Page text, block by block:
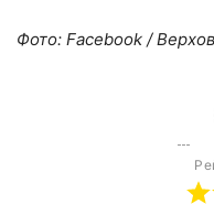
Фото: Facebook /